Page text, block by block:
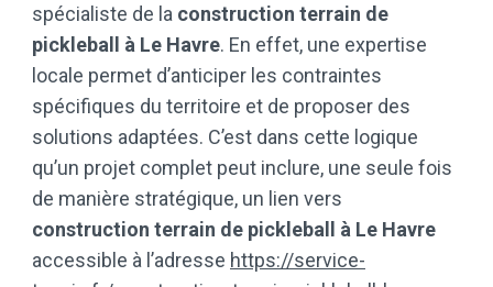
spécialiste de la construction terrain de
pickleball à Le Havre. En effet, une expertise
locale permet d’anticiper les contraintes
spécifiques du territoire et de proposer des
solutions adaptées. C’est dans cette logique
qu’un projet complet peut inclure, une seule fois
de manière stratégique, un lien vers
construction terrain de pickleball à Le Havre
accessible à l’adresse https://service-